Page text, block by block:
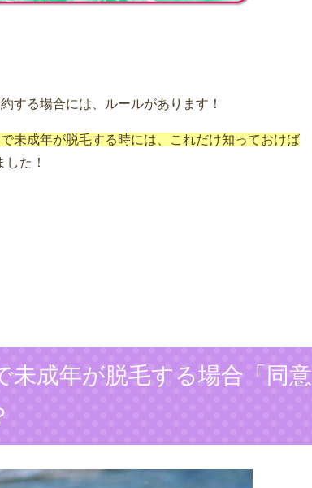
する場合には、ルールがあります！
で未成年が脱毛する時には、これだけ知っておけば
た！
未成年が脱毛する場合「同意